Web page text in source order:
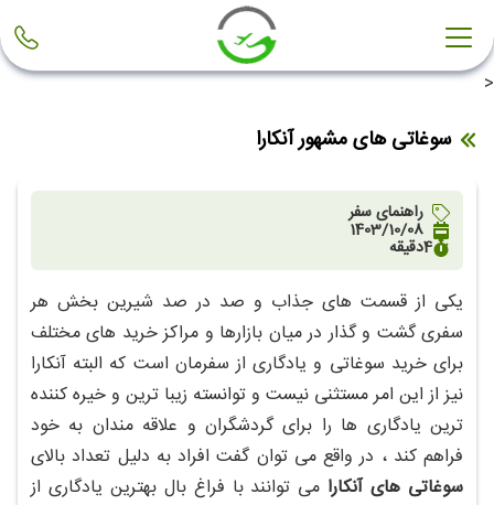
<
سوغاتی های مشهور آنکارا
راهنمای سفر
1403/10/08
4دقیقه
یکی از قسمت های جذاب و صد در صد شیرین بخش هر
سفری گشت و گذار در میان بازارها و مراکز خرید های مختلف
برای خرید سوغاتی و یادگاری از سفرمان است که البته آنکارا
نیز از این امر مستثنی نیست و توانسته زیبا ترین و خیره کننده
ترین یادگاری ها را برای گردشگران و علاقه مندان به خود
فراهم کند ، در واقع می توان گفت افراد به دلیل تعداد بالای
سوغاتی های آنکارا می توانند با فراغ بال بهترین یادگاری از